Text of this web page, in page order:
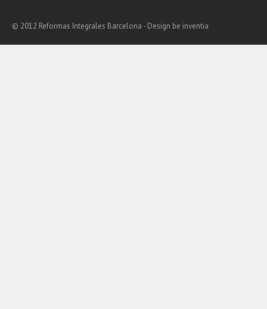
© 2012 Reformas Integrales Barcelona - Design be inventia